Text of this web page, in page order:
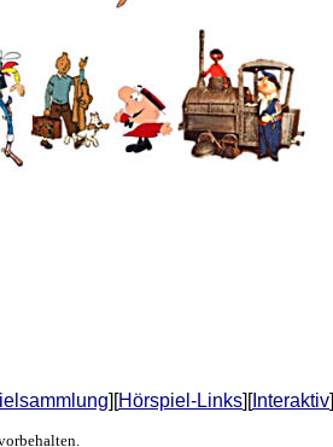
][Hörspiel-Links][Interaktiv]